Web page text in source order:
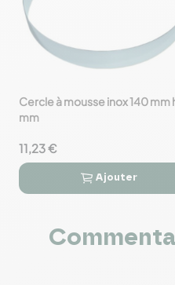
favorite_border
Cercle à mousse inox 140 mm
mm
11,23 €
 
Ajouter